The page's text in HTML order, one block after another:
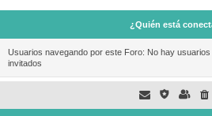
¿Quién está
Usuarios navegando por este Foro: No hay
invitados